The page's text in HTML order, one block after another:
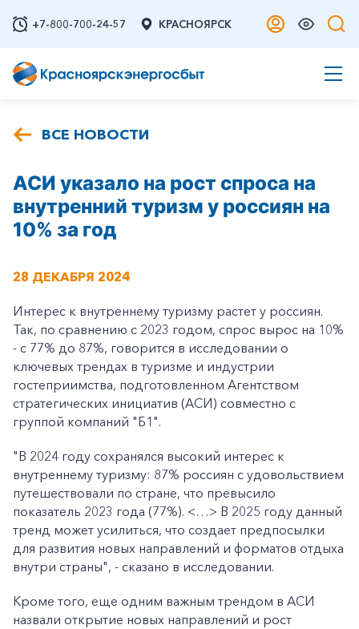
+7-800-700-24-57 КРАСНОЯРСК
ВСЕ НОВОСТИ
АСИ указало на рост спроса на
внутренний туризм у россиян на
10% за год
28 ДЕКАБРЯ 2024
Интерес к внутреннему туризму растет у россиян.
Так, по сравнению с 2023 годом, спрос вырос на 10%
- с 77% до 87%, говорится в исследовании о
ключевых трендах в туризме и индустрии
гостеприимства, подготовленном Агентством
стратегических инициатив (АСИ) совместно с
группой компаний "Б1".
"В 2024 году сохранялся высокий интерес к
внутреннему туризму: 87% россиян с удовольствием
путешествовали по стране, что превысило
показатель 2023 года (77%). <…> В 2025 году данный
тренд может усилиться, что создает предпосылки
для развития новых направлений и форматов отдыха
внутри страны", - сказано в исследовании.
Кроме того, еще одним важным трендом в АСИ
назвали открытие новых направлений и рост